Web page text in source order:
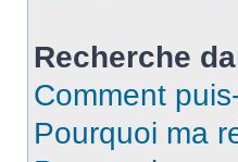
Recherche
Comment
Pourquoi ma